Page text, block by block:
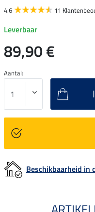
4.6 11
Leverbaar
89,90 €
Aantal:
Beschikbaarheid in